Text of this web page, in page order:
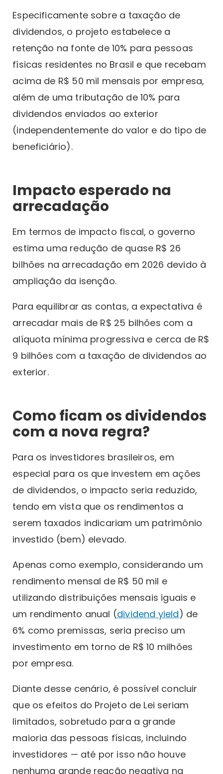
Especificamente sobre a taxação de
dividendos, o projeto estabelece a
retenção na fonte de 10% para pessoas
físicas residentes no Brasil e que recebam
acima de R$ 50 mil mensais por empresa,
além de uma tributação de 10% para
dividendos enviados ao exterior
(independentemente do valor e do tipo de
beneficiário).
Impacto esperado na
arrecadação
Em termos de impacto fiscal, o governo
estima uma redução de quase R$ 26
bilhões na arrecadação em 2026 devido à
ampliação da isenção.
Para equilibrar as contas, a expectativa é
arrecadar mais de R$ 25 bilhões com a
alíquota mínima progressiva e cerca de R$
9 bilhões com a taxação de dividendos ao
exterior.
Como ficam os dividendos
com a nova regra?
Para os investidores brasileiros, em
especial para os que investem em ações
de dividendos, o impacto seria reduzido,
tendo em vista que os rendimentos a
serem taxados indicariam um patrimônio
investido (bem) elevado.
Apenas como exemplo, considerando um
rendimento mensal de R$ 50 mil e
utilizando distribuições mensais iguais e
um rendimento anual (dividend yield) de
6% como premissas, seria preciso um
investimento em torno de R$ 10 milhões
por empresa.
Diante desse cenário, é possível concluir
que os efeitos do Projeto de Lei seriam
limitados, sobretudo para a grande
maioria das pessoas físicas, incluindo
investidores — até por isso não houve
nenhuma grande reação negativa na